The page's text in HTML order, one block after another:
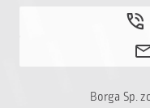
Borga Sp.